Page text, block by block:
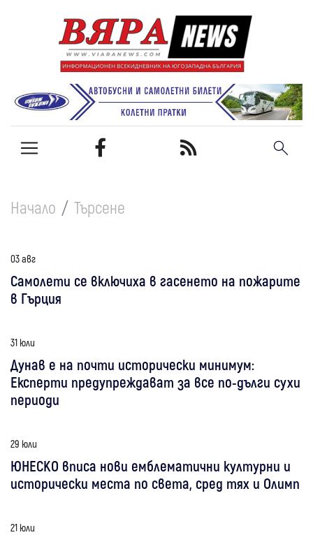
Начало Търсене
03 авг
Самолети се включиха в гасенето на пожарите
в Гърция
31 юли
Дунав е на почти исторически минимум:
Експерти предупреждават за все по-дълги сухи
периоди
29 юли
ЮНЕСКО вписа нови емблематични културни и
исторически места по света, сред тях и Олимп
21 юли